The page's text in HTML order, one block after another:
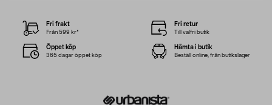
Fri frakt
Från 599 kr*
Fri retur
Till valfri butik
Öppet köp
365 dagar öppet köp
Hämta i butik
Beställ online, från butikslager